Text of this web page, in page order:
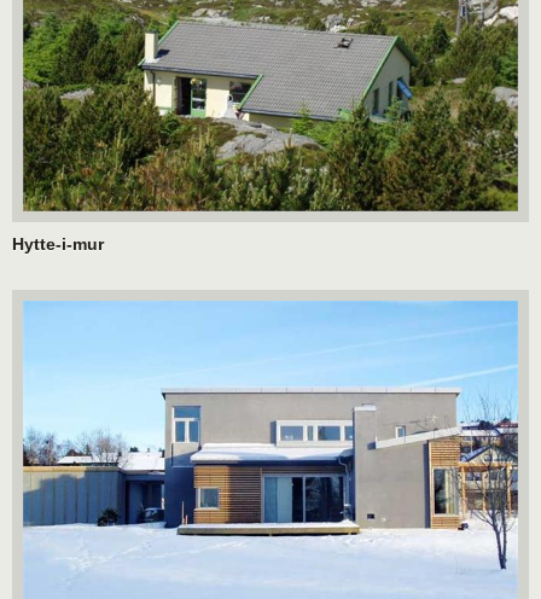
Hytte-i-mur